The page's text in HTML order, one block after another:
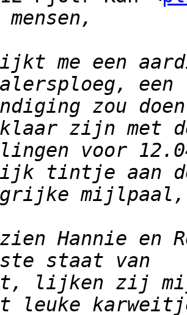
me een
zou
voor
Hannie en
lijken zij mij